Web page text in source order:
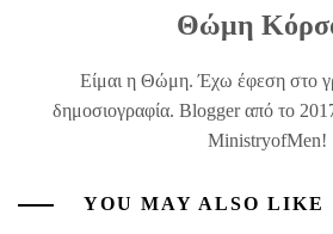
Θώμη
Είμαι η Θώμη. Έχω έφεση στο
δημοσιογραφία. Blogger από το
MinistryofMen!
YOU MAY ALSO LIKE